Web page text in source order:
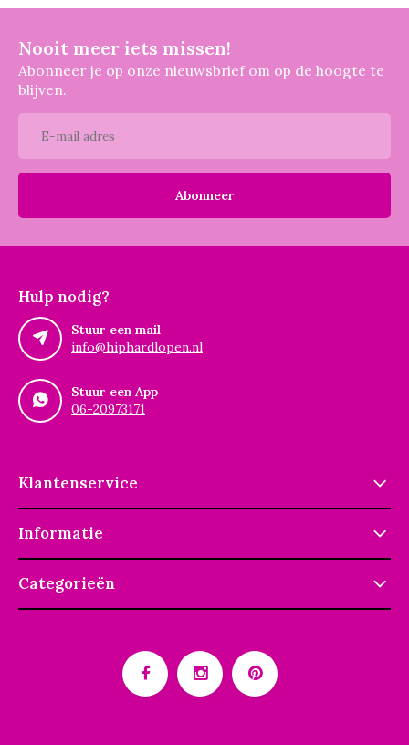
Nooit meer iets missen!
Abonneer je op onze nieuwsbrief om op de hoogte te
blijven.
Abonneer
Hulp nodig?
Stuur een mail
info@hiphardlopen.nl
Stuur een App
06-20973171
Klantenservice
Informatie
Categorieën